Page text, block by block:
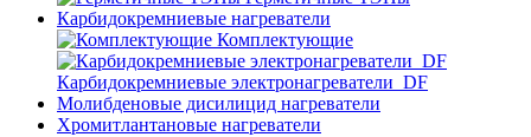
Карбидокремниевые нагреватели
Комплектующие
Карбидокремниевые электронагреватели_DF
Молибденовые дисилицид нагреватели
Хромитлантановые нагреватели